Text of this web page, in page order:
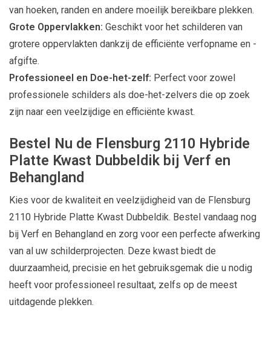
van hoeken, randen en andere moeilijk bereikbare plekken.
Grote Oppervlakken: Geschikt voor het schilderen van
grotere oppervlakten dankzij de efficiënte verfopname en -
afgifte.
Professioneel en Doe-het-zelf: Perfect voor zowel
professionele schilders als doe-het-zelvers die op zoek
zijn naar een veelzijdige en efficiënte kwast.
Bestel Nu de Flensburg 2110 Hybride
Platte Kwast Dubbeldik bij Verf en
Behangland
Kies voor de kwaliteit en veelzijdigheid van de Flensburg
2110 Hybride Platte Kwast Dubbeldik. Bestel vandaag nog
bij Verf en Behangland en zorg voor een perfecte afwerking
van al uw schilderprojecten. Deze kwast biedt de
duurzaamheid, precisie en het gebruiksgemak die u nodig
heeft voor professioneel resultaat, zelfs op de meest
uitdagende plekken.